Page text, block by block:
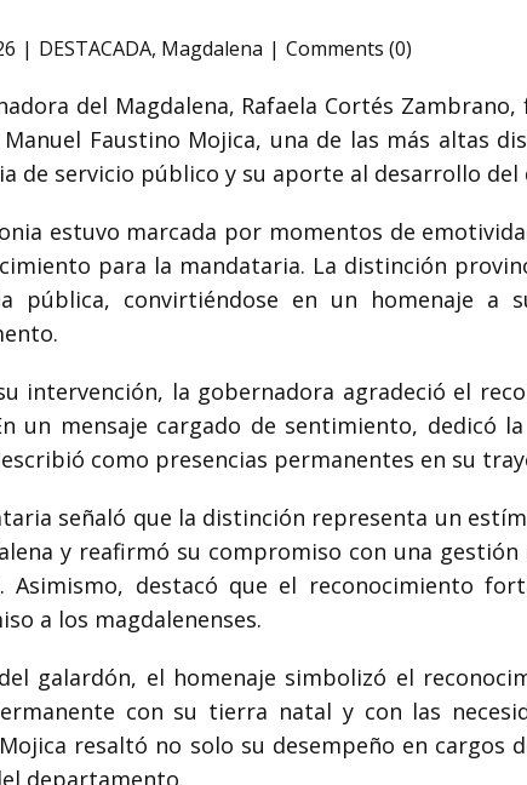
DESTACADA, Magdalena Comments (0)
del Magdalena, Rafaela Cortés Zambrano,
Faustino Mojica, una de las más altas
de servicio público y su aporte al desarrollo
estuvo marcada por momentos de
para la mandataria. La distinción
pública, convirtiéndose en un homenaje a
intervención, la gobernadora agradeció el
un mensaje cargado de sentimiento, dedicó
como presencias permanentes en su
señaló que la distinción representa un
y reafirmó su compromiso con una
Asimismo, destacó que el reconocimiento
a los magdalenenses.
galardón, el homenaje simbolizó el
con su tierra natal y con las
resaltó no solo su desempeño en
departamento.